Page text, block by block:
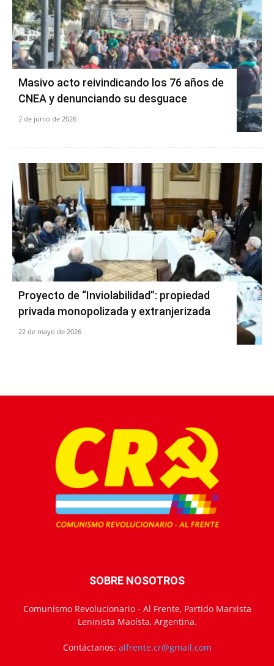
Masivo acto reivindicando los 76 años de
CNEA y denunciando su desguace
2 de junio de 2026
Proyecto de “Inviolabilidad”: propiedad
privada monopolizada y extranjerizada
22 de mayo de 2026
SOBRE NOSOTROS
Comunismo Revolucionario - Al Frente, Partido Marxista
Leninista Maoísta, Argentina.
Contáctanos: alfrente.cr@gmail.com